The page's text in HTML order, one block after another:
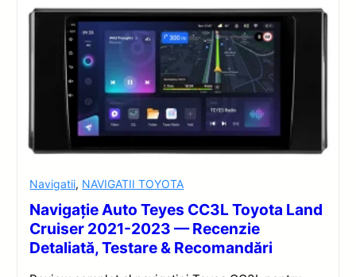
Navigatii, NAVIGATII TOYOTA
Navigație Auto Teyes CC3L Toyota Land
Cruiser 2021-2023 — Recenzie
Detaliată, Testare & Recomandări